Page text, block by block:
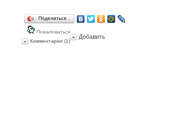
Поделиться…
Пожаловаться
Комментарии (1)
Добавить